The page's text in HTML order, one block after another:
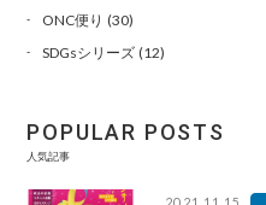
ONC便り (30)
SDGsシリーズ(12)
POPULAR POSTS
人気記事